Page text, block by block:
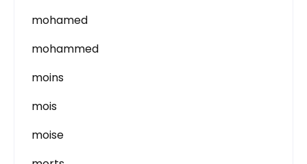
mohamed
mohammed
moins
mois
moise